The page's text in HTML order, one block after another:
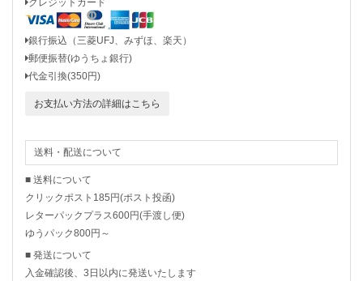
銀行振込（三菱UFJ、みずほ、楽天）
郵便振替(ゆうちょ銀行)
代金引換(350円)
お支払い方法の詳細はこちら
送料・配送について
■ 送料について
クリックポスト185円(ポスト投函)
レターパックプラス600円(手渡し便)
ゆうパック800円～
■ 発送について
入金確認後、3日以内に発送いたします